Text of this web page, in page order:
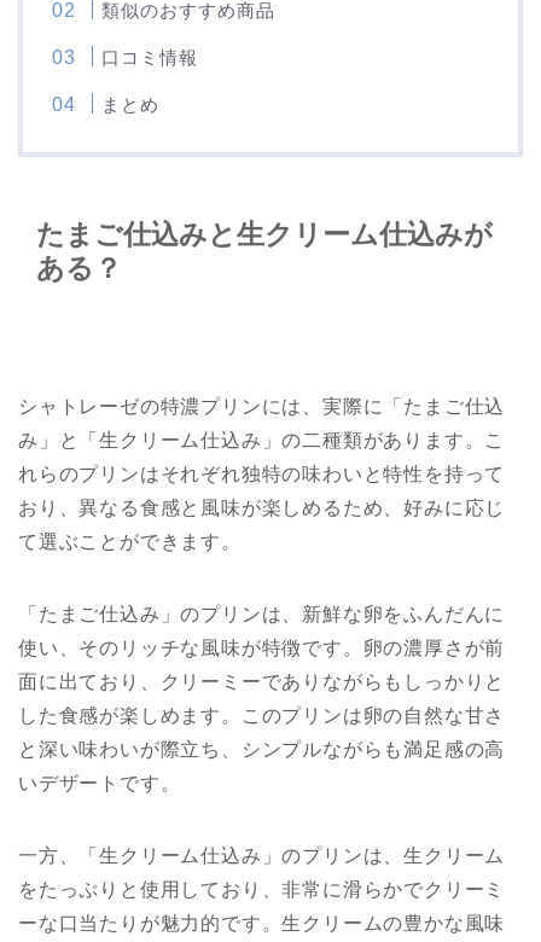
類似のおすすめ商品
口コミ情報
まとめ
たまご仕込みと生クリーム仕込みが
ある？
シャトレーゼの特濃プリンには、実際に「たまご仕込
み」と「生クリーム仕込み」の二種類があります。こ
れらのプリンはそれぞれ独特の味わいと特性を持って
おり、異なる食感と風味が楽しめるため、好みに応じ
て選ぶことができます。
「たまご仕込み」のプリンは、新鮮な卵をふんだんに
使い、そのリッチな風味が特徴です。卵の濃厚さが前
面に出ており、クリーミーでありながらもしっかりと
した食感が楽しめます。このプリンは卵の自然な甘さ
と深い味わいが際立ち、シンプルながらも満足感の高
いデザートです。
一方、「生クリーム仕込み」のプリンは、生クリーム
をたっぷりと使用しており、非常に滑らかでクリーミ
ーな口当たりが魅力的です。生クリームの豊かな風味